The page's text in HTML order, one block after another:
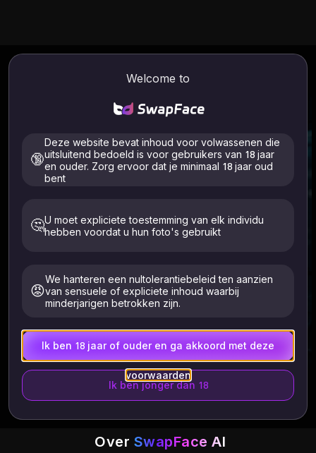
Welcome to
🔞
Deze website bevat inhoud voor volwassenen die
uitsluitend bedoeld is voor gebruikers van 18 jaar
en ouder. Zorg ervoor dat je minimaal 18 jaar oud
bent
🤔U moet expliciete toestemming van elk individu
hebben voordat u hun foto's gebruikt
😡
We hanteren een nultolerantiebeleid ten aanzien
van sensuele of expliciete inhoud waarbij
minderjarigen betrokken zijn.
Ik ben 18 jaar of ouder en ga akkoord met deze
voorwaarden
Ik ben jonger dan 18
Over ons
Over SwapFace AI